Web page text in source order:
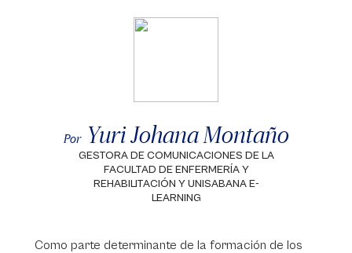
Por Yuri Johana Montaño
GESTORA DE COMUNICACIONES DE LA
FACULTAD DE ENFERMERÍA Y
REHABILITACIÓN Y UNISABANA E-
LEARNING
Como parte determinante de la formación de los